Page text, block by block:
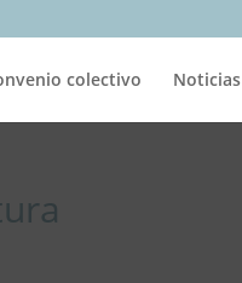
colectivo Noticias